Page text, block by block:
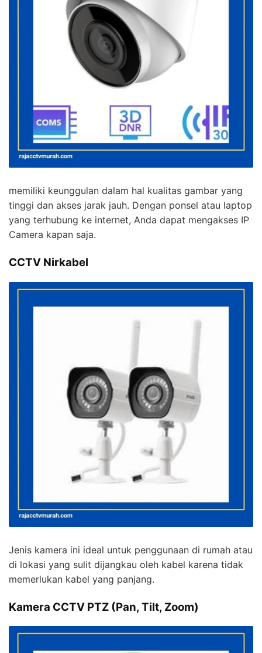
memiliki keunggulan dalam hal kualitas gambar yang
tinggi dan akses jarak jauh. Dengan ponsel atau laptop
yang terhubung ke internet, Anda dapat mengakses IP
Camera kapan saja.
CCTV Nirkabel
Jenis kamera ini ideal untuk penggunaan di rumah atau
di lokasi yang sulit dijangkau oleh kabel karena tidak
memerlukan kabel yang panjang.
Kamera CCTV PTZ (Pan, Tilt, Zoom)